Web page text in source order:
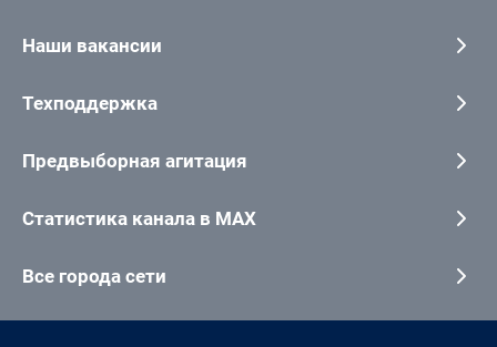
Наши вакансии
Техподдержка
Предвыборная агитация
Статистика канала в MAX
Все города сети